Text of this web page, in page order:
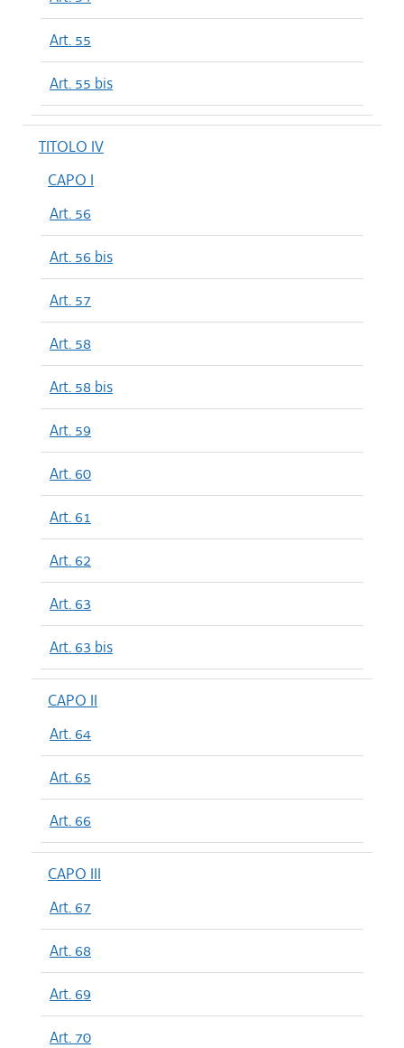
Art. 55
Art. 55 bis
TITOLO IV
CAPO I
Art. 56
Art. 56 bis
Art. 57
Art. 58
Art. 58 bis
Art. 59
Art. 60
Art. 61
Art. 62
Art. 63
Art. 63 bis
CAPO II
Art. 64
Art. 65
Art. 66
CAPO III
Art. 67
Art. 68
Art. 69
Art. 70